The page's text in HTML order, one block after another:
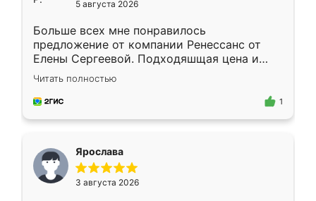
5 августа 2026
Больше всех мне понравилось
предложение от компании Ренессанс от
Елены Сергеевой. Подходяшщая цена и
короткие сроки изготовления. Приехавший
для замера сотрудник Владислав
предложил по моему эскизу самый
Читать полностью
1
Ярослава
3 августа 2026